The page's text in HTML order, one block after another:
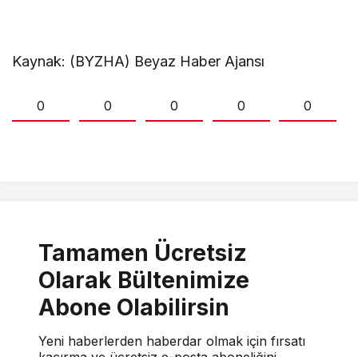
Kaynak: (BYZHA) Beyaz Haber Ajansı
0 0 0 0 0
Tamamen Ücretsiz
Olarak Bültenimize
Abone Olabilirsin
Yeni haberlerden haberdar olmak için fırsatı